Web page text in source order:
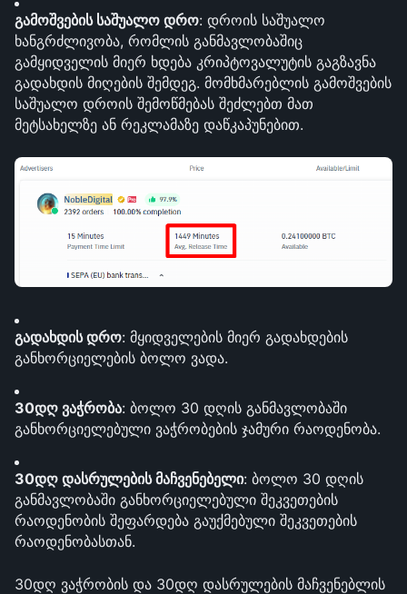
გამოშვების საშუალო დრო: დროის საშუალო
ხანგრძლივობა, რომლის განმავლობაშიც
გამყიდველის მიერ ხდება კრიპტოვალუტის გაგზავნა
გადახდის მიღების შემდეგ. მომხმარებლის გამოშვების
საშუალო დროის შემოწმებას შეძლებთ მათ
მეტსახელზე ან რეკლამაზე დაწკაპუნებით.
გადახდის დრო: მყიდველების მიერ გადახდების
განხორციელების ბოლო ვადა.
30დღ ვაჭრობა: ბოლო 30 დღის განმავლობაში
განხორციელებული ვაჭრობების ჯამური რაოდენობა.
30დღ დასრულების მაჩვენებელი: ბოლო 30 დღის
განმავლობაში განხორციელებული შეკვეთების
რაოდენობის შეფარდება გაუქმებული შეკვეთების
რაოდენობასთან.
30დღ ვაჭრობის და 30დღ დასრულების მაჩვენებლის